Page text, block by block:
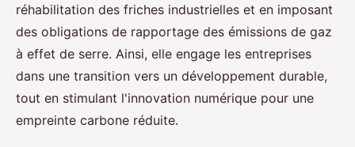
réhabilitation des friches industrielles et en imposant
des obligations de rapportage des émissions de gaz
à effet de serre. Ainsi, elle engage les entreprises
dans une transition vers un développement durable,
tout en stimulant l'innovation numérique pour une
empreinte carbone réduite.